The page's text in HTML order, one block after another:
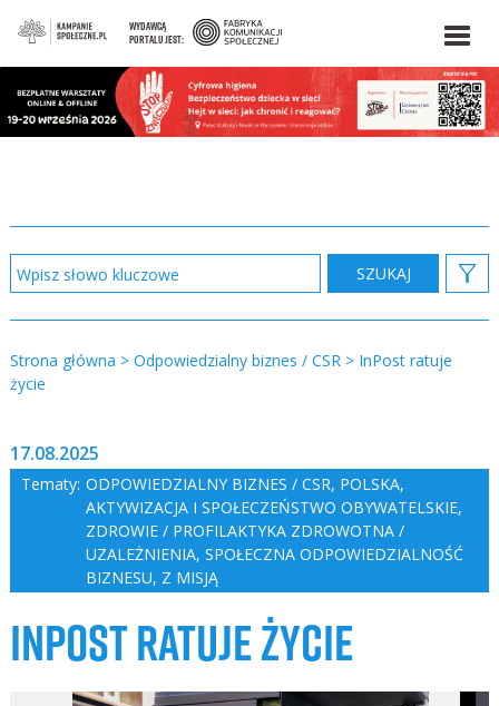
WYDAWCĄ
PORTALU JEST:
Strona główna > Odpowiedzialny biznes / CSR > InPost ratuje
życie
17.08.2025
Tematy: ODPOWIEDZIALNY BIZNES / CSR, POLSKA,
AKTYWIZACJA I SPOŁECZEŃSTWO OBYWATELSKIE,
ZDROWIE / PROFILAKTYKA ZDROWOTNA /
UZALEŻNIENIA, SPOŁECZNA ODPOWIEDZIALNOŚĆ
BIZNESU, Z MISJĄ
INPOST RATUJE ŻYCIE